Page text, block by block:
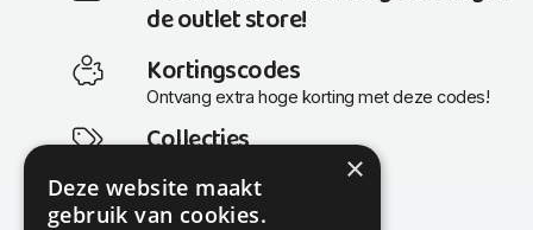
de outlet store!
Kortingscodes
Ontvang extra hoge korting met deze codes!
Collecties
Actuele en populaire collecties
×
Deze website maakt
gebruik van cookies.